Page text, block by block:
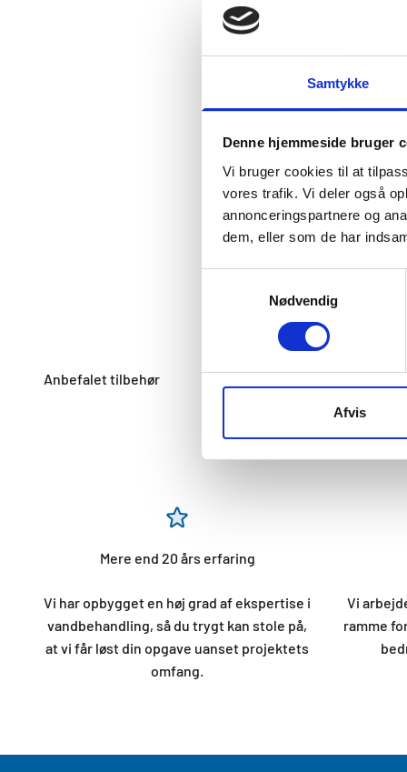
Samtykke
Denne hjemmeside bruger
Vi bruger cookies til at
vores trafik. Vi deler også
annonceringspartnere og
dem, eller som de har
Nødvendig
Afvis
Mere end 20 års erfaring
Vi har opbygget en høj grad af ekspertise i
vandbehandling, så du trygt kan stole på,
at vi får løst din opgave uanset projektets
omfang.
Vi
ramme